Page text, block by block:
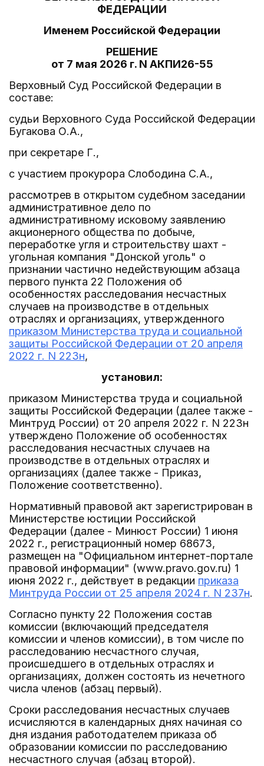
ФЕДЕРАЦИИ
Именем Российской Федерации
РЕШЕНИЕ
от 7 мая 2026 г. N АКПИ26-55
Верховный Суд Российской Федерации в
составе:
судьи Верховного Суда Российской Федерации
Бугакова О.А.,
при секретаре Г.,
с участием прокурора Слободина С.А.,
рассмотрев в открытом судебном заседании
административное дело по
административному исковому заявлению
акционерного общества по добыче,
переработке угля и строительству шахт -
угольная компания "Донской уголь" о
признании частично недействующим абзаца
первого пункта 22 Положения об
особенностях расследования несчастных
случаев на производстве в отдельных
отраслях и организациях, утвержденного
приказом Министерства труда и социальной
защиты Российской Федерации от 20 апреля
2022 г. N 223н,
установил:
приказом Министерства труда и социальной
защиты Российской Федерации (далее также -
Минтруд России) от 20 апреля 2022 г. N 223н
утверждено Положение об особенностях
расследования несчастных случаев на
производстве в отдельных отраслях и
организациях (далее также - Приказ,
Положение соответственно).
Нормативный правовой акт зарегистрирован в
Министерстве юстиции Российской
Федерации (далее - Минюст России) 1 июня
2022 г., регистрационный номер 68673,
размещен на "Официальном интернет-портале
правовой информации" (www.pravo.gov.ru) 1
июня 2022 г., действует в редакции приказа
Минтруда России от 25 апреля 2024 г. N 237н.
Согласно пункту 22 Положения состав
комиссии (включающий председателя
комиссии и членов комиссии), в том числе по
расследованию несчастного случая,
происшедшего в отдельных отраслях и
организациях, должен состоять из нечетного
числа членов (абзац первый).
Сроки расследования несчастных случаев
исчисляются в календарных днях начиная со
дня издания работодателем приказа об
образовании комиссии по расследованию
несчастного случая (абзац второй).